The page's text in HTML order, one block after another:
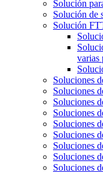
Solución
Solución de
Solución
varias
Soluciones
Soluciones
Soluciones
Soluciones
Soluciones
Soluciones
Soluciones
Soluciones
Soluciones